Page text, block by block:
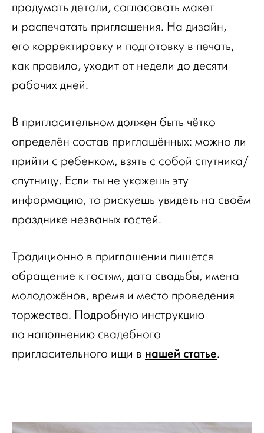
продумать детали, согласовать макет
и распечатать приглашения. На дизайн,
его корректировку и подготовку в печать,
как правило, уходит от недели до десяти
рабочих дней.
В пригласительном должен быть чётко
определён состав приглашённых: можно ли
прийти с ребенком, взять с собой спутника/
спутницу. Если ты не укажешь эту
информацию, то рискуешь увидеть на своём
празднике незваных гостей.
Традиционно в приглашении пишется
обращение к гостям, дата свадьбы, имена
молодожёнов, время и место проведения
торжества. Подробную инструкцию
по наполнению свадебного
пригласительного ищи в нашей статье.